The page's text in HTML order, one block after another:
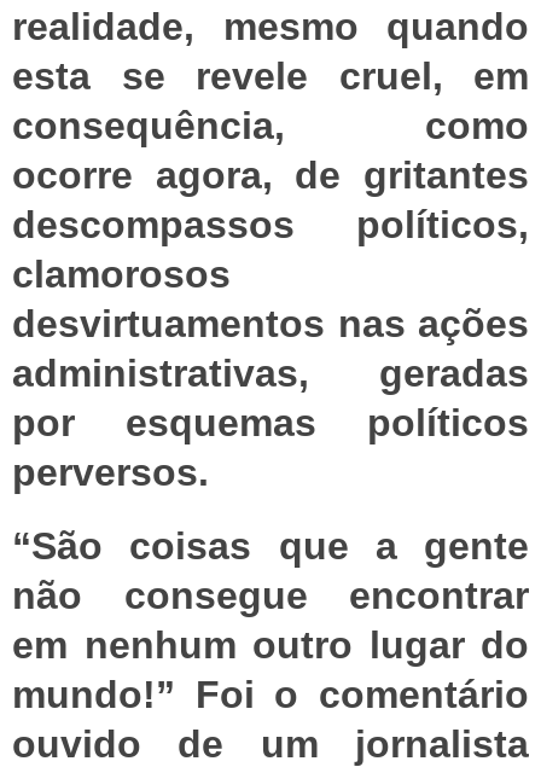
realidade, mesmo quando
esta se revele cruel, em
consequência, como
ocorre agora, de gritantes
descompassos políticos,
clamorosos
desvirtuamentos nas ações
administrativas, geradas
por esquemas políticos
perversos.
“São coisas que a gente
não consegue encontrar
em nenhum outro lugar do
mundo!” Foi o comentário
ouvido de um jornalista